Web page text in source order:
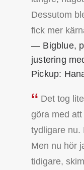
Dessutom
fick mer
— Bigblue,
justering
Pickup:
Det tog
göra med
tydligare nu.
Men nu hör
tidigare,